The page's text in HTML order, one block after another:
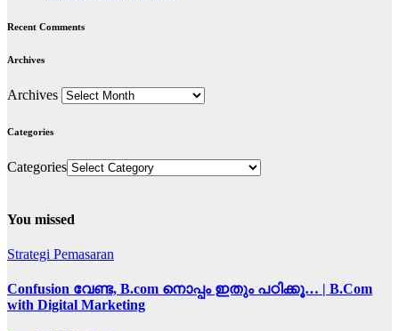
Recent Comments
Archives
Archives
Categories
Categories
You missed
Strategi Pemasaran
Confusion വേണ്ട, B.com നൊപ്പം ഇതും പഠിക്കൂ… | B.Com
with Digital Marketing